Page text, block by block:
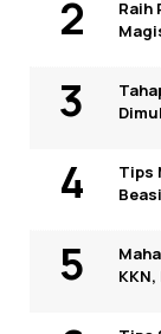
Raih
Tips
KKN,